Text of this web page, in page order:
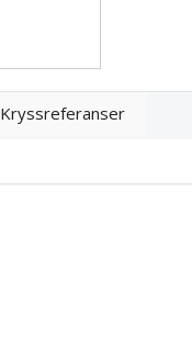
Kryssreferanser